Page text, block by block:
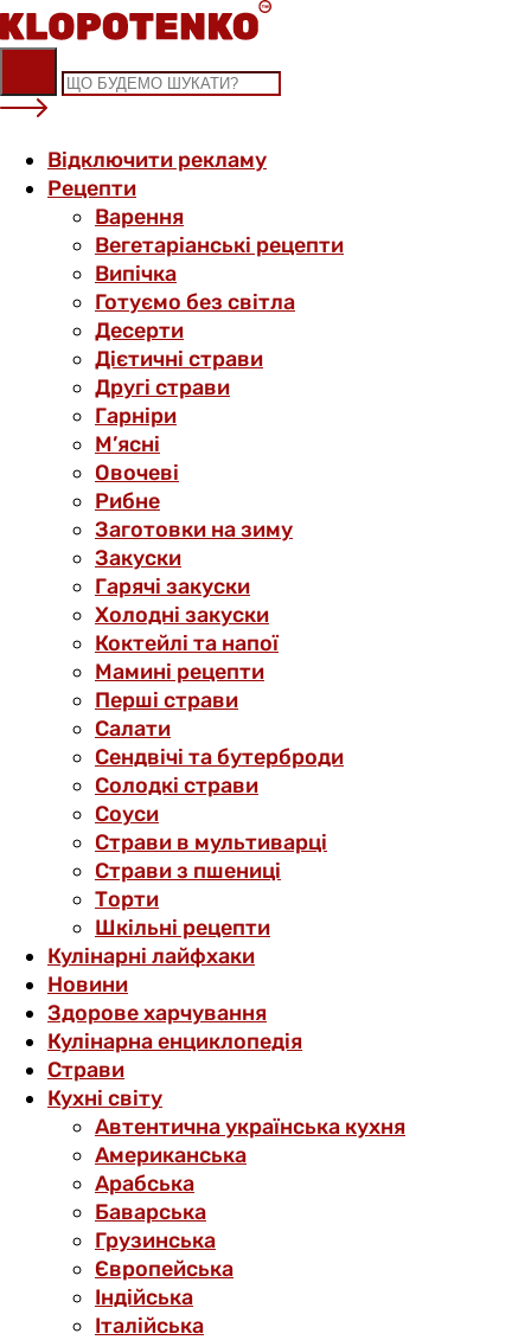
Skip
to
content
Відключити рекламу
Рецепти
Варення
Вегетаріанські рецепти
Випічка
Готуємо без світла
Десерти
Дієтичні страви
Другі страви
Гарніри
М’ясні
Овочеві
Рибне
Заготовки на зиму
Закуски
Гарячі закуски
Холодні закуски
Коктейлі та напої
Мамині рецепти
Перші страви
Салати
Сендвічі та бутерброди
Солодкі страви
Соуси
Страви в мультиварці
Страви з пшениці
Торти
Шкільні рецепти
Кулінарні лайфхаки
Новини
Здорове харчування
Кулінарна енциклопедія
Страви
Кухні світу
Автентична українська кухня
Американська
Арабська
Баварська
Грузинська
Європейська
Індійська
Італійська